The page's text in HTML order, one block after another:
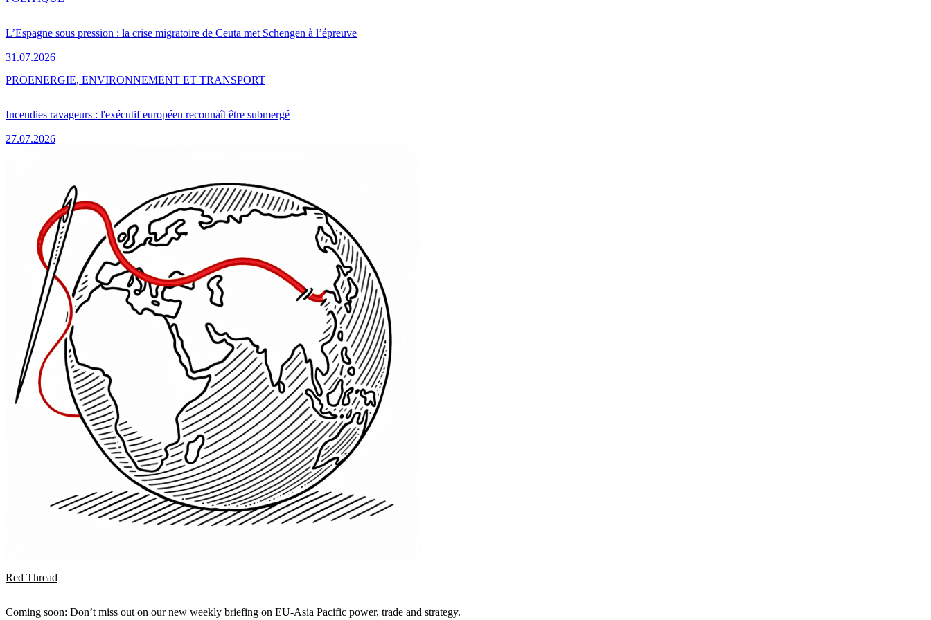
L’Espagne sous pression : la crise migratoire de Ceuta met Schengen à l’épreuve
31.07.2026
Incendies ravageurs : l'exécutif européen reconnaît être submergé
27.07.2026
PROENERGIE, ENVIRONNEMENT ET TRANSPORT
Red Thread
Coming soon: Don’t miss out on our new weekly briefing on EU-Asia Pacific power, trade and strategy.